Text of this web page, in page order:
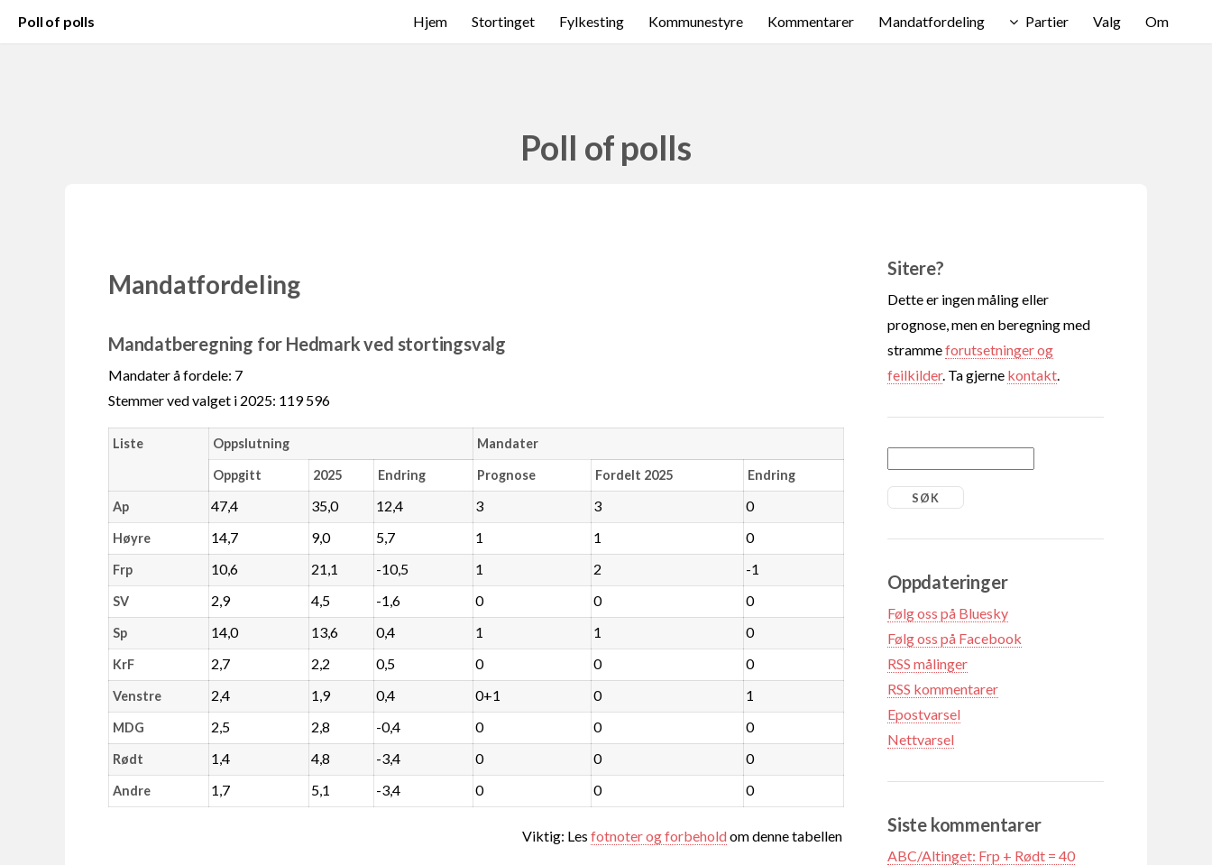
Poll of polls Hjem Stortinget Fylkesting Kommunestyre Kommentarer Mandatfordeling Partier Valg Om
Poll of polls
Mandatfordeling
Mandatberegning for Hedmark ved stortingsvalg
Mandater å fordele: 7
Stemmer ved valget i 2025: 119 596
Liste Oppslutning Mandater
Oppgitt 2025 Endring Prognose Fordelt 2025 Endring
Ap 47,4 35,0 12,4 3 3 0
Høyre 14,7 9,0 5,7 1 1 0
Frp 10,6 21,1 -10,5 1 2 -1
SV 2,9 4,5 -1,6 0 0 0
Sp 14,0 13,6 0,4 1 1 0
KrF 2,7 2,2 0,5 0 0 0
Venstre 2,4 1,9 0,4 0+1 0 1
MDG 2,5 2,8 -0,4 0 0 0
Rødt 1,4 4,8 -3,4 0 0 0
Andre 1,7 5,1 -3,4 0 0 0
Viktig: Les fotnoter og forbeholdom denne tabellen
Sitere?
Dette er ingen måling eller
prognose, men en beregning med
strammeforutsetninger og
feilkilder. Ta gjerne kontakt
Oppdateringer
Følg oss på Bluesky
Følg oss på Facebook
RSS målinger
RSS kommentarer
Epostvarsel
Nettvarsel
Siste kommentarer
ABC/Altinget: Frp + Rødt = 40